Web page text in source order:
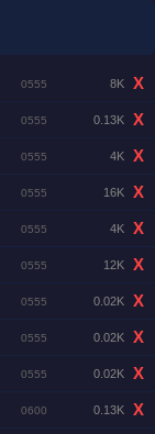
0555 8K
X
0555 0.13K
X
0555 4K
X
0555 16K
X
0555 4K
X
0555 12K
X
0555 0.02K
X
0555 0.02K
X
0555 0.02K
X
0600 0.13K
X